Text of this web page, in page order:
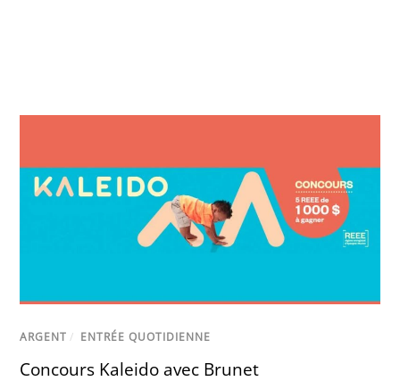
ARGENT / ENTRÉE QUOTIDIENNE
Concours Kaleido avec Brunet